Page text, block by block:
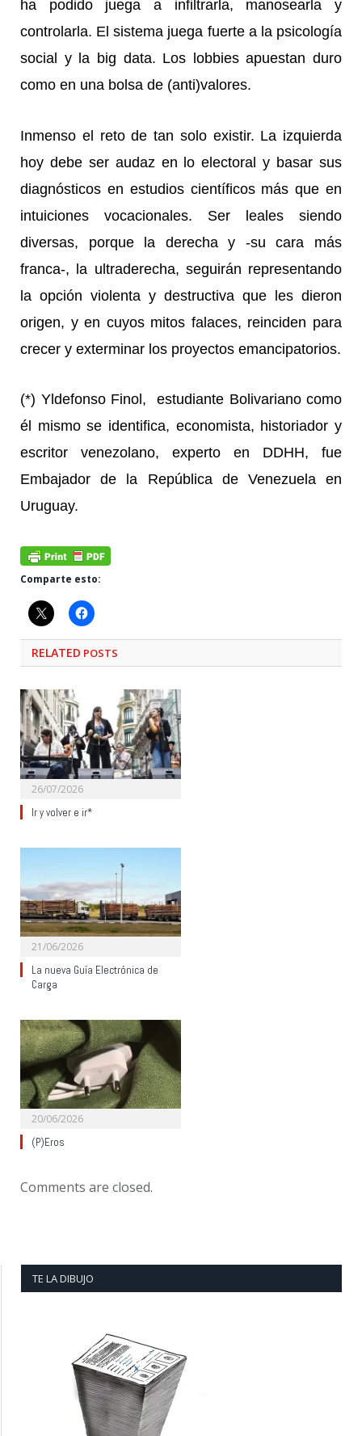
ha podido juega a infiltrarla, manosearla y
controlarla. El sistema juega fuerte a la psicología
social y la big data. Los lobbies apuestan duro
como en una bolsa de (anti)valores.
Inmenso el reto de tan solo existir. La izquierda
hoy debe ser audaz en lo electoral y basar sus
diagnósticos en estudios científicos más que en
intuiciones vocacionales. Ser leales siendo
diversas, porque la derecha y -su cara más
franca-, la ultraderecha, seguirán representando
la opción violenta y destructiva que les dieron
origen, y en cuyos mitos falaces, reinciden para
crecer y exterminar los proyectos emancipatorios.
(*) Yldefonso Finol, estudiante Bolivariano como
él mismo se identifica, economista, historiador y
escritor venezolano, experto en DDHH, fue
Embajador de la República de Venezuela en
Uruguay.
Comparte esto:
RELATED POSTS
26/07/2026
Ir y volver e ir*
21/06/2026
La nueva Guía Electrónica de
Carga
20/06/2026
(P)Eros
Comments are closed.
TE LA DIBUJO